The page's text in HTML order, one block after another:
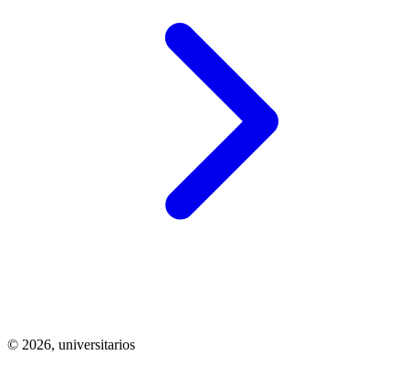
© 2026, universitarios